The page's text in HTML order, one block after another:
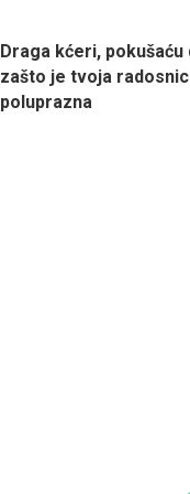
Draga kćeri, pokušaću
zašto je tvoja
poluprazna